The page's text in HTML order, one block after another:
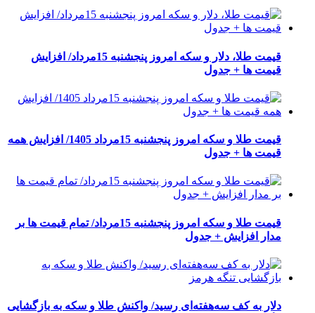
قیمت طلا، دلار و سکه امروز پنجشنبه 15مرداد/ افزایش
قیمت ها + جدول
قیمت طلا و سکه امروز پنجشنبه 15مرداد 1405/ افزایش همه
قیمت ها + جدول
قیمت طلا و سکه امروز پنجشنبه 15مرداد/ تمام قیمت ها بر
مدار افزایش + جدول
دلار به کف سه‌هفته‌ای رسید/ واکنش طلا و سکه به بازگشایی